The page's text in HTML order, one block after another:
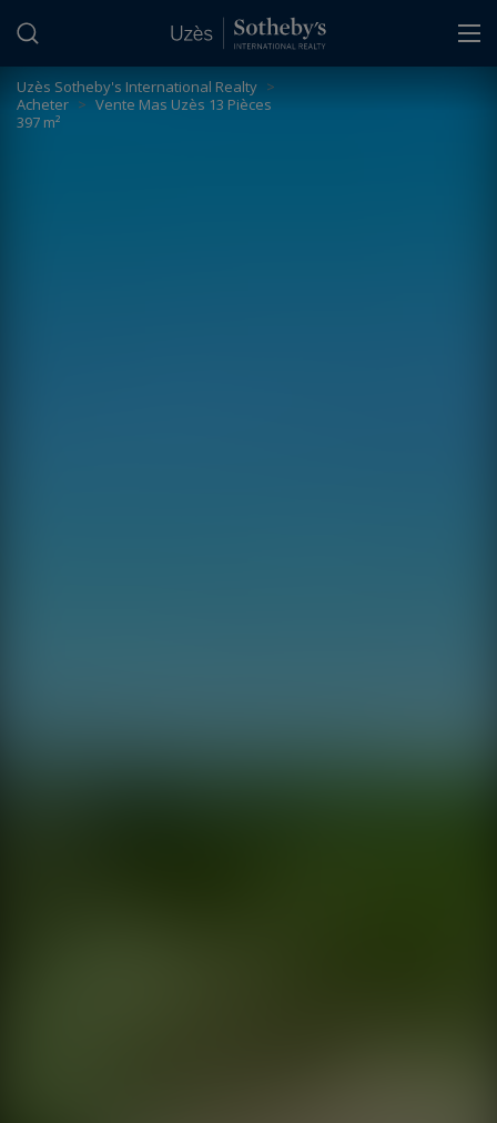
Uzès Sotheby's International Realty >
Acheter > Vente Mas Uzès 13 Pièces
397 m²